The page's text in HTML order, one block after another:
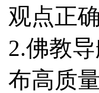
观点正
2.佛教
布高质